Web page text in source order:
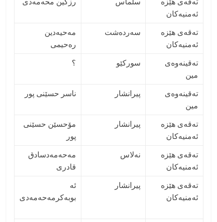
ئەمنیەکان
تەقەی هێزە
ئەمنیەکان
سەردەشت
مەحیەدین
رەحيمى
تەقینەوەی
مین
سورکێو ؟
تەقینەوەی
مین
پیرانشار ناسر حسێنى پور
تەقەی هێزە
ئەمنیەکان
پیرانشار
مۆحسێن حسێنى
پور
تەقەی هێزە
ئەمنیەکان
نەلاس
مەحەمەدسادق
قادری
تەقەی هێزە
ئەمنیەکان
پیرانشار
ئە
بوبەکرمەحەمەدی